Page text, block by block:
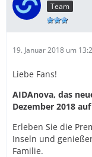
Team
19. Januar 2018 um
Liebe Fans!
AIDAnova, das
Dezember 2018
Erleben Sie die
Inseln und
Familie.